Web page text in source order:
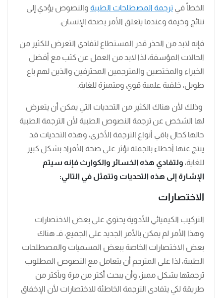
الخطأ في ترجمة المصطلحات الطبية والنصوص يؤدي إلى
نتائج وخيمة وعندما يتعلق الأمر بصحة الإنسان.
فإنه لابد من الحذر قدر المستطاع لتفادي التعرض للكثير من
الحالات المؤسفة، لذا لابد من العمل عن كثب مع أفضل
الخبراء والمختصين والمترجمين المحترفين والذين لهم باع
طويل، خلفية علمية قوي ومتميزة للغاية.
وذلك لأن هناك الكثير من التحديات التي يمكن أن يتعرض
لها الشخص عن ترجمة النصوص الطبية لأن الترجمة الطبية
حالها كحال باقي أنواع الترجمة الأخرى، وهذه التحديات قد
ينتج عنها أخطاء بالجملة تؤثر على صحة الأفراد بشكل كبير
للغاية، ولتفادي هذه الخسائر والكوارث فإنه سيتم
الإشارة إلى هذه التحديات وتتمثل في التالي:
الاختصارات
التركيب الكيميائي للأدوية يحتوي على بعض الاختصارات
وهذا الأمر لم يمكن بالأمر الجديد على الجميع، فـ هناك
بعض الاختصارات الخاصة ببعض المسميات والمصطلحات
الطبية، لذا على المترجم أن يتعامل مع النصوص المطلوب
ترجمتها بشكل مميز، وأن يبحث أكثر من مرة وبأكثر من
طريقة لكي يتفادى الترجمة الخاطئة للاختصارات لأن الإخفاق